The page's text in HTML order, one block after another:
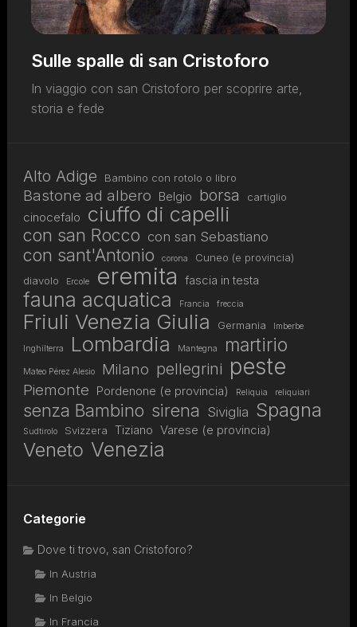
Sulle spalle di san Cristoforo
In viaggio con san Cristoforo per scoprire arte,
storia e fede
Alto Adige Bambino con rotolo o libro
Bastone ad albero Belgio borsa cartiglio
cinocefalo ciuffo di capelli
con san Rocco con san Sebastiano
con sant'Antonio corona
Cuneo (e provincia)
diavolo
Ercole eremita fascia in testa
fauna acquatica Francia freccia
Friuli Venezia Giulia Germania Imberbe
Inghilterra Lombardia Mantegna martirio
Mateo Pérez Alesio Milano pellegrini peste
Piemonte Pordenone (e provincia) Reliquia reliquiari
senza Bambino sirena Siviglia Spagna
Sudtirolo Svizzera Tiziano Varese (e provincia)
Veneto Venezia
Categorie
Dove ti trovo, san Cristoforo?
In Austria
In Belgio
In Francia